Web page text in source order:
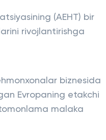
(AEHT) bir
rivojlantirishga
biznesida
Evropaning etakchi
malaka